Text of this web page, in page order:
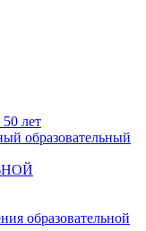
лет
образовательный
образовательной